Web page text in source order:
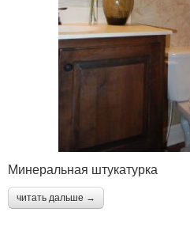
Минеральная штукатурка
читать дальше →